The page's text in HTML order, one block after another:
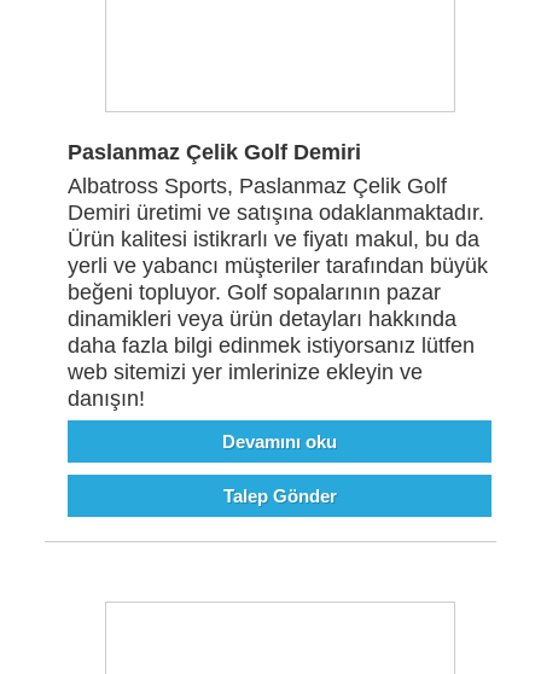
Paslanmaz Çelik Golf Demiri
Albatross Sports, Paslanmaz Çelik Golf
Demiri üretimi ve satışına odaklanmaktadır.
Ürün kalitesi istikrarlı ve fiyatı makul, bu da
yerli ve yabancı müşteriler tarafından büyük
beğeni topluyor. Golf sopalarının pazar
dinamikleri veya ürün detayları hakkında
daha fazla bilgi edinmek istiyorsanız lütfen
web sitemizi yer imlerinize ekleyin ve
danışın!
Devamını oku
Talep Gönder